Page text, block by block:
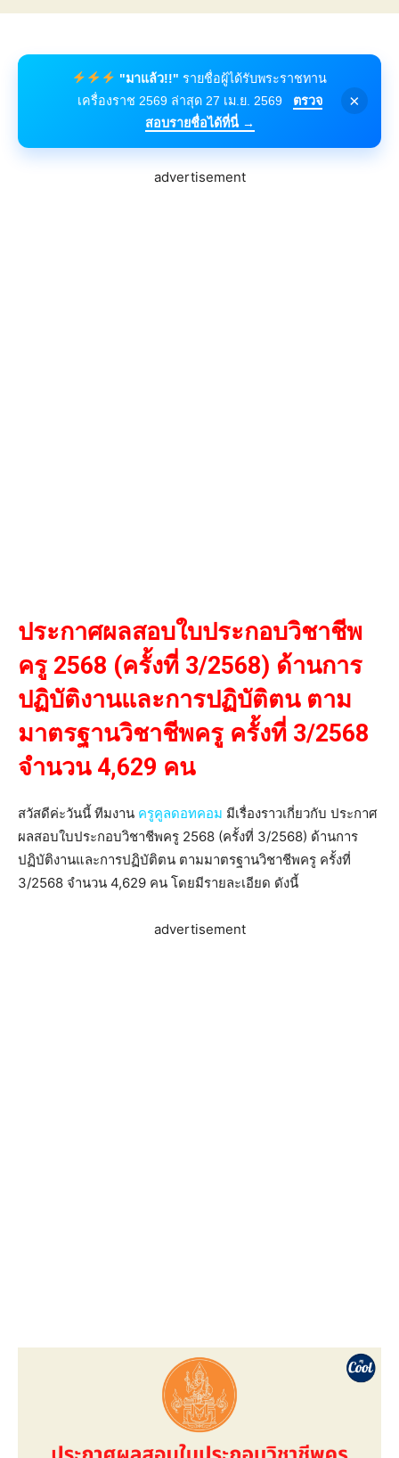
"มาแล้ว!!" รายชื่อผู้ได้รับพระราชทาน
เครื่องราช 2569 ล่าสุด 27 เม.ย. 2569
ตรวจ
สอบรายชื่อได้ที่นี่ →
×
advertisement
ประกาศผลสอบใบประกอบวิชาชีพ
ครู 2568 (ครั้งที่ 3/2568) ด้านการ
ปฏิบัติงานและการปฏิบัติตน ตาม
มาตรฐานวิชาชีพครู ครั้งที่ 3/2568
จำนวน 4,629 คน
สวัสดีค่ะวันนี้ ทีมงาน ครูคูลดอทคอม มีเรื่องราวเกี่ยวกับ ประกาศ
ผลสอบใบประกอบวิชาชีพครู 2568 (ครั้งที่ 3/2568) ด้านการ
ปฏิบัติงานและการปฏิบัติตน ตามมาตรฐานวิชาชีพครู ครั้งที่
3/2568 จำนวน 4,629 คน โดยมีรายละเอียด ดังนี้
advertisement